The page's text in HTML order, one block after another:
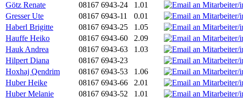
Götz Renate
08167 6943-24 1.01
Gresser Ute
08167 6943-11 0.01
Haberl Brigitte
08167 6943-25 1.05
Hauffe Heiko
08167 6943-60 2.09
Hauk Andrea
08167 6943-63 1.03
Hilpert Diana
08167 6943-23
Hoxhaj Qendrim
08167 6943-53 1.06
Huber Heike
08167 6943-66 2.01
Huber Melanie
08167 6943-52 1.01